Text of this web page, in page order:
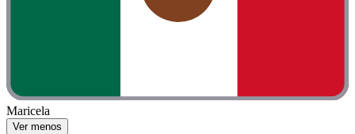
Maricela
Ver menos